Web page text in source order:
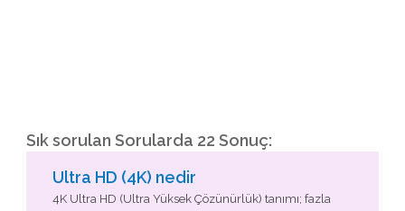
Sık sorulan Sorularda 22 Sonuç:
Ultra HD (4K) nedir
4K Ultra HD (Ultra Yüksek Çözünürlük) tanımı; fazla